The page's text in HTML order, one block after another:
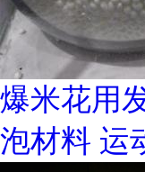
爆米花用
泡材料 运